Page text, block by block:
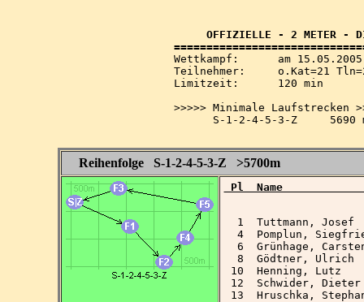
OFFIZIELLE - 2 METER -
Wettkampf:  	am 15.05.2005   ab 13.00 Uhr   im 2-m-Band
Teilnehmer: 	o.Kat=21 Tln=21 +Hel=24
Limitzeit:  	120 min
>>>>> Minimale Laufstrecken
S-1-2-4-5-3-Z     5690
Reihenfolge S-1-2-4-5-3-Z >5700m
Pl  Name
1  Tuttmann, Josef
4  Pomplun,
6  Grünhage,
8  Gödtner, Ulrich
10  Henning, Lutz
12  Schwider,
13  Hruschka,